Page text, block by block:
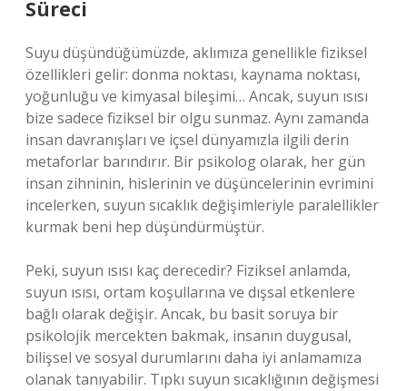
Süreci
Suyu düşündüğümüzde, aklımıza genellikle fiziksel
özellikleri gelir: donma noktası, kaynama noktası,
yoğunluğu ve kimyasal bileşimi… Ancak, suyun ısısı
bize sadece fiziksel bir olgu sunmaz. Aynı zamanda
insan davranışları ve içsel dünyamızla ilgili derin
metaforlar barındırır. Bir psikolog olarak, her gün
insan zihninin, hislerinin ve düşüncelerinin evrimini
incelerken, suyun sıcaklık değişimleriyle paralellikler
kurmak beni hep düşündürmüştür.
Peki, suyun ısısı kaç derecedir? Fiziksel anlamda,
suyun ısısı, ortam koşullarına ve dışsal etkenlere
bağlı olarak değişir. Ancak, bu basit soruya bir
psikolojik mercekten bakmak, insanın duygusal,
bilişsel ve sosyal durumlarını daha iyi anlamamıza
olanak tanıyabilir. Tıpkı suyun sıcaklığının değişmesi